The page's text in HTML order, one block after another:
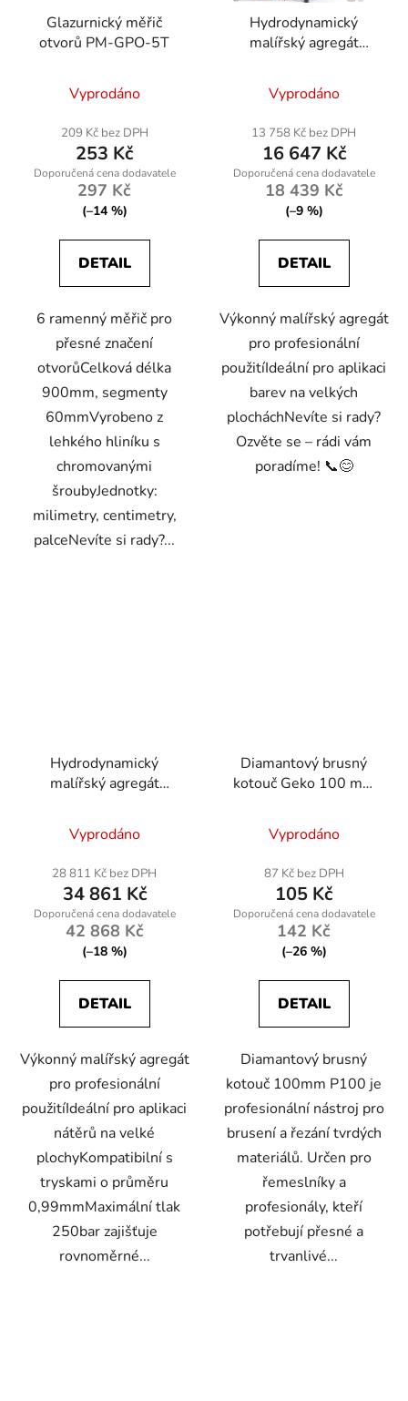
Glazurnický měřič
otvorů PM-GPO-5T
Vyprodáno
209 Kč bez DPH
253 Kč
297 Kč
(–14 %)
DETAIL
6 ramenný měřič pro
přesné značení
otvorůCelková délka
900mm, segmenty
60mmVyrobeno z
lehkého hliníku s
chromovanými
šroubyJednotky:
milimetry, centimetry,
palceNevíte si rady?...
Hydrodynamický
malířský agregát
1500M
Vyprodáno
13 758 Kč bez DPH
16 647 Kč
18 439 Kč
(–9 %)
DETAIL
Výkonný malířský agregát
pro profesionální
použitíIdeální pro aplikaci
barev na velkých
plocháchNevíte si rady?
Ozvěte se – rádi vám
poradíme! 📞😊
Hydrodynamický
malířský agregát
3000M
Vyprodáno
28 811 Kč bez DPH
34 861 Kč
42 868 Kč
(–18 %)
DETAIL
Výkonný malířský agregát
pro profesionální
použitíIdeální pro aplikaci
nátěrů na velké
plochyKompatibilní s
tryskami o průměru
0,99mmMaximální tlak
250bar zajišťuje
rovnoměrné...
Diamantový brusný
kotouč Geko 100 mm
Vyprodáno
87 Kč bez DPH
105 Kč
142 Kč
(–26 %)
DETAIL
Diamantový brusný
kotouč 100mm P100 je
profesionální nástroj pro
brusení a řezání tvrdých
materiálů. Určen pro
řemeslníky a
profesionály, kteří
potřebují přesné a
trvanlivé...